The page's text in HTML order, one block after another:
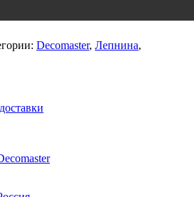
Decomaster, Лепнина,